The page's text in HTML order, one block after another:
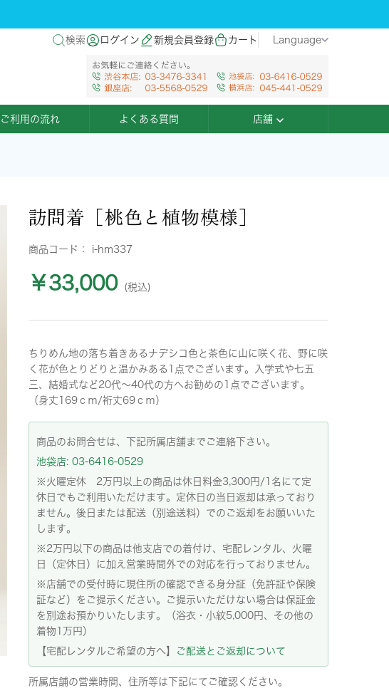
検索 ログイン 新規会員登録 カート Language
ご利用の流れ よくある質問 店舗
訪問着［桃色と植物模様］
商品コード： i-hm337
￥33,000 (税込)
ちりめん地の落ち着きあるナデシコ色と茶色に山に咲く花、野に咲
く花が色とりどりと温かみある1点でございます。入学式や七五
三、結婚式など20代〜40代の方へお勧めの1点でございます。
（身丈169ｃｍ/裄丈69ｃｍ）
商品のお問合せは、下記所属店舗までご連絡下さい。
池袋店: 03-6416-0529
※火曜定休 2万円以上の商品は休日料金3,300円/1名にて定
休日でもご利用いただけます。定休日の当日返却は承っており
ません。後日または配送（別途送料）でのご返却をお願いいた
します。
※2万円以下の商品は他支店での着付け、宅配レンタル、火曜
日（定休日）に加え営業時間外での対応を行っておりません。
※店舗での受付時に現住所の確認できる身分証（免許証や保険
証など）をご提示ください。ご提示いただけない場合は保証金
を別途お預かりいたします。（浴衣・小紋5,000円、その他の
着物1万円）
【宅配レンタルご希望の方へ】
ご配送とご返却について
所属店舗の営業時間、住所等は下記にてご確認ください。